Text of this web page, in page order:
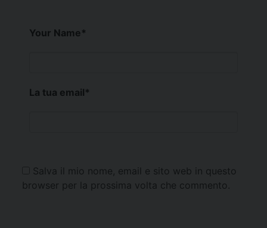
Your Name*
La tua email*
Salva il mio nome, email e sito web in questo
browser per la prossima volta che commento.